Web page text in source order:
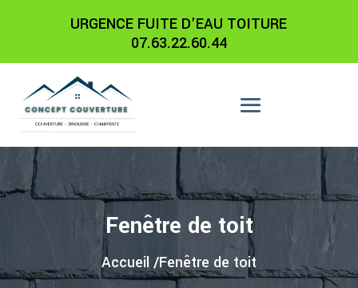
URGENCE FUITE D’EAU TOITURE
07.63.22.60.44
Fenêtre de toit
Accueil /Fenêtre de toit